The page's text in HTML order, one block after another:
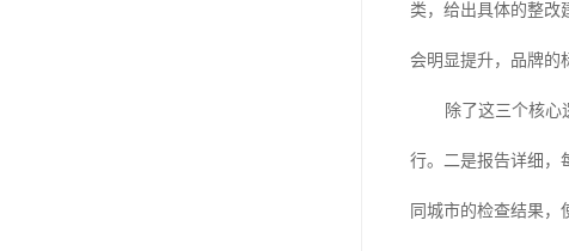
类，给出具体的整改
会明显提升，品牌的
除了这三个核
行。二是报告详细，
同城市的检查结果，